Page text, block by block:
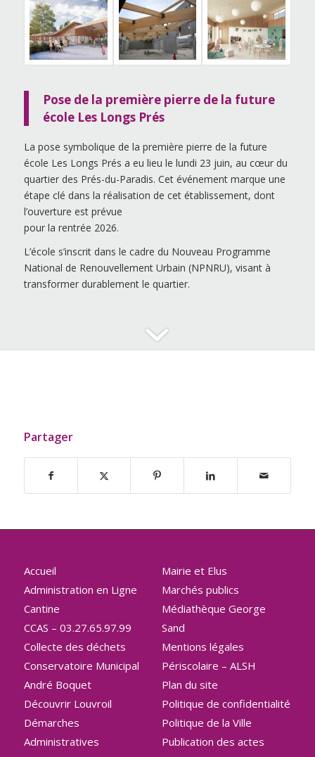
Pose de la première pierre de la future
école Les Longs Prés
La pose symbolique de la première pierre de la future
école Les Longs Prés a eu lieu le lundi 23 juin, au cœur du
quartier des Prés-du-Paradis. Cet événement marque une
étape clé dans la réalisation de cet établissement, dont
l’ouverture est prévue
pour la rentrée 2026.
L’école s’inscrit dans le cadre du Nouveau Programme
National de Renouvellement Urbain (NPNRU), visant à
transformer durablement le quartier.
Partager
Accueil
Administration en Ligne
Cantine
CCAS – 03.27.65.97.99
Collecte des déchets
Conservatoire Municipal
André Boquet
Découvrir Louvroil
Démarches
Administratives
Mairie et Elus
Marchés publics
Médiathèque George
Sand
Mentions légales
Périscolaire – ALSH
Plan du site
Politique de confidentialité
Politique de la Ville
Publication des actes